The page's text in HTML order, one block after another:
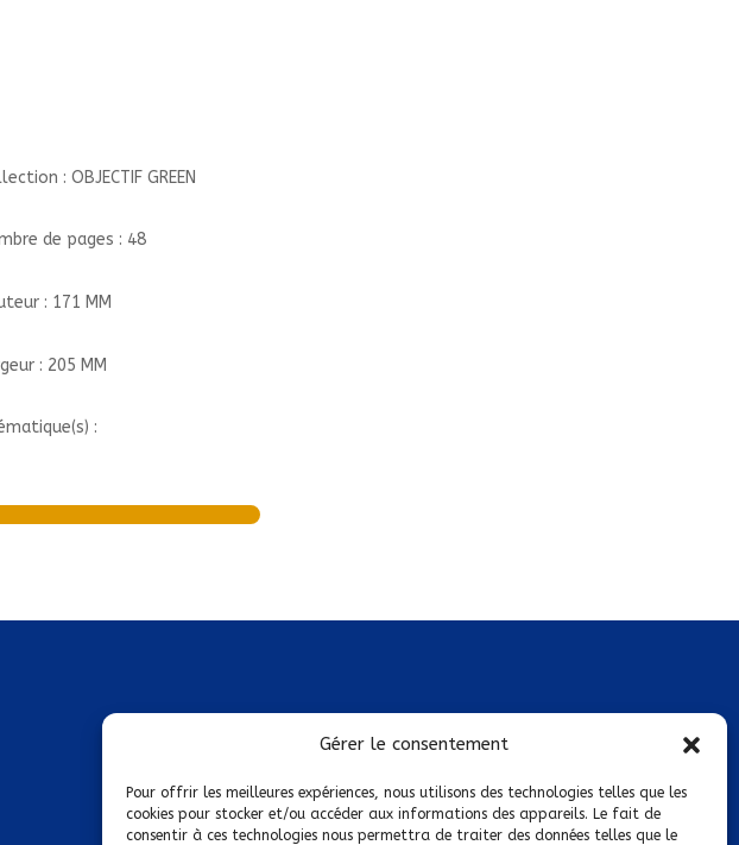
Gérer le consentement
Pour offrir les meilleures expériences, nous utilisons des technologies telles que les
cookies pour stocker et/ou accéder aux informations des appareils. Le fait de
consentir à ces technologies nous permettra de traiter des données telles que le
: OBJECTIF GREEN
de pages : 48
: 171 MM
: 205 MM
:
Politique de confidentialité